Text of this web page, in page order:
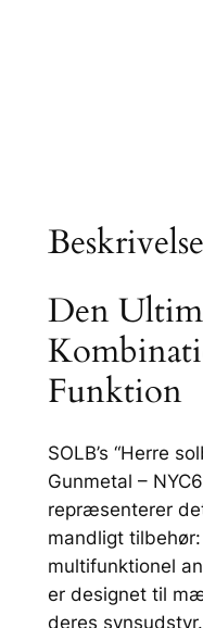
Beskrivelse
Den
Funktion
SOLB’s “Herre
Gunmetal –
repræsenterer
mandligt
multifunktionel
er designet til
deres synsudstyr.